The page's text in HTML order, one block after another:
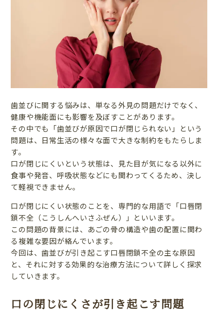
歯並びに関する悩みは、単なる外見の問題だけでなく、
健康や機能面にも影響を及ぼすことがあります。
その中でも「歯並びが原因で口が閉じられない」という
問題は、日常生活の様々な面で大きな制約をもたらしま
す。
口が閉じにくいという状態は、見た目が気になる以外に
食事や発音、呼吸状態などにも関わってくるため、決し
て軽視できません。
口が閉じにくい状態のことを、専門的な用語で「口唇閉
鎖不全（こうしんへいさふぜん）」といいます。
この問題の背景には、あごの骨の構造や歯の配置に関わ
る複雑な要因が絡んでいます。
今回は、歯並びが引き起こす口唇閉鎖不全の主な原因
と、それに対する効果的な治療方法について詳しく探求
していきます。
口の閉じにくさが引き起こす問題